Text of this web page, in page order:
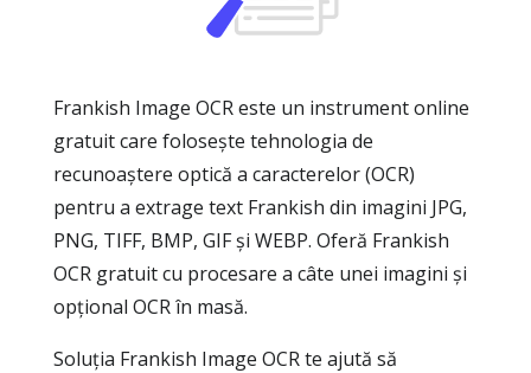
Frankish Image OCR este un instrument online
gratuit care folosește tehnologia de
recunoaștere optică a caracterelor (OCR)
pentru a extrage text Frankish din imagini JPG,
PNG, TIFF, BMP, GIF și WEBP. Oferă Frankish
OCR gratuit cu procesare a câte unei imagini și
opțional OCR în masă.
Soluția Frankish Image OCR te ajută să